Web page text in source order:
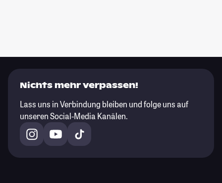
Nichts mehr verpassen!
Lass uns in Verbindung bleiben und folge uns auf
unseren Social-Media Kanälen.